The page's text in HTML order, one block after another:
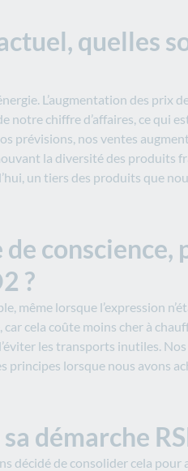
quelles
L’augmentation des prix
chiffre d’affaires, ce qui
prévisions, nos ventes
la diversité des
un tiers des produits que
conscience,
?
lorsque l’expression
cela coûte moins cher à
les transports inutiles.
lorsque nous avons
démarche
décidé de consolider cela